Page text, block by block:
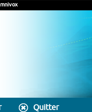
Quitter